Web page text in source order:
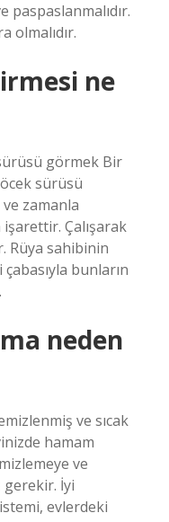
olmalıdır.
ne
görmek Bir
sürüsü
ve zamanla
işarettir. Çalışarak
Rüya sahibinin
bunların
neden
ve sıcak
hamam
ve
gerekir. İyi
evlerdeki